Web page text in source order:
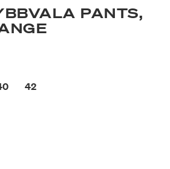
PANTS,
42